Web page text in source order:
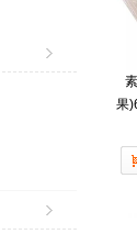
果